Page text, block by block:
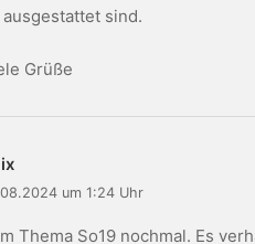
ausgestattet sind.
Grüße
um 1:24 Uhr
Thema So19 nochmal. Es